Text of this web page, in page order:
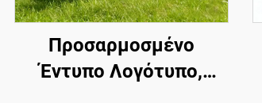
Προσαρμοσμένο
Έντυπο Λογότυπο,